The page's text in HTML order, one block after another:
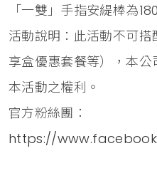
「一雙」手指安緹棒為
活動說明：此活動不可
享盒優惠套餐等），本
本活動之權利。
官方粉絲團：
https://